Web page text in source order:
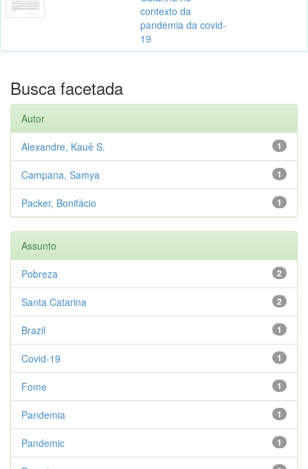
contexto da
pandemia da covid-
19
Busca facetada
Autor
1
Alexandre, Kauê S.
1
Campana, Samya
1
Packer, Bonifácio
Assunto
2
Pobreza
2
Santa Catarina
1
Brazil
1
Covid-19
1
Fome
1
Pandemia
1
Pandemic